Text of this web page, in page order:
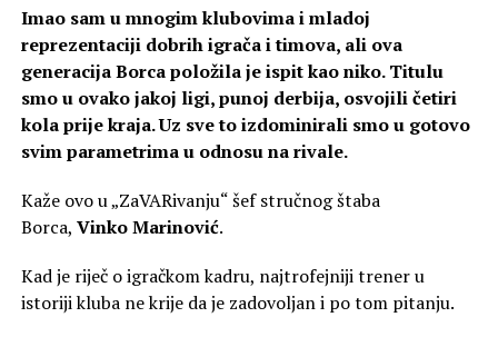
Imao sam u mnogim klubovima i mladoj
reprezentaciji dobrih igrača i timova, ali ova
generacija Borca položila je ispit kao niko. Titulu
smo u ovako jakoj ligi, punoj derbija, osvojili četiri
kola prije kraja. Uz sve to izdominirali smo u gotovo
svim parametrima u odnosu na rivale.
Kaže ovo u „ZaVARivanju“ šef stručnog štaba
Borca, Vinko Marinović.
Kad je riječ o igračkom kadru, najtrofejniji trener u
istoriji kluba ne krije da je zadovoljan i po tom pitanju.